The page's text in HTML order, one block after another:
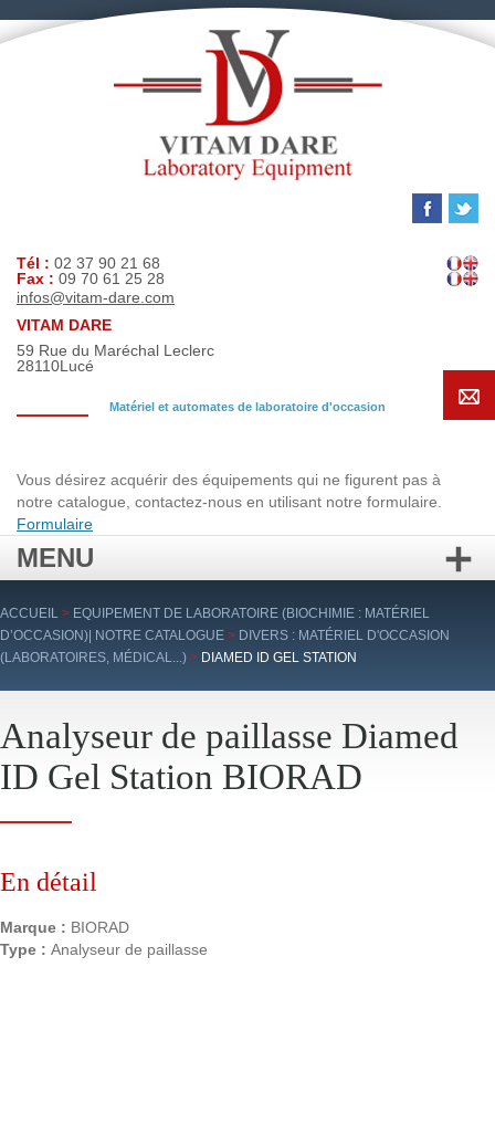
Tél : 02 37 90 21 68
Fax : 09 70 61 25 28
infos@vitam-dare.com
VITAM DARE
59 Rue du Maréchal Leclerc
28110Lucé
Matériel et automates de laboratoire d'occasion
Vous désirez acquérir des équipements qui ne figurent pas à
notre catalogue, contactez-nous en utilisant notre formulaire.
Formulaire
MENU
Aller
au
contenu
ACCUEIL > EQUIPEMENT DE LABORATOIRE (BIOCHIMIE : MATÉRIEL
D’OCCASION)| NOTRE CATALOGUE > DIVERS : MATÉRIEL D'OCCASION
(LABORATOIRES, MÉDICAL...) > DIAMED ID GEL STATION
Analyseur de paillasse Diamed
ID Gel Station BIORAD
En détail
Marque : BIORAD
Type : Analyseur de paillasse